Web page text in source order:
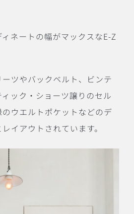
ネートの幅がマックスなE-Z
ツやバックベルト、ビンテ
ック・ショーツ譲りのセル
ウエルトポケットなどのデ
イアウトされています。